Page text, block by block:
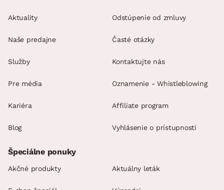
Aktuality
Naše predajne
Služby
Pre média
Kariéra
Blog
Odstúpenie od zmluvy
Časté otázky
Kontaktujte nás
Oznamenie - Whistleblowing
Affiliate program
Vyhlásenie o prístupnosti
Špeciálne ponuky
Akčné produkty Aktuálny leták